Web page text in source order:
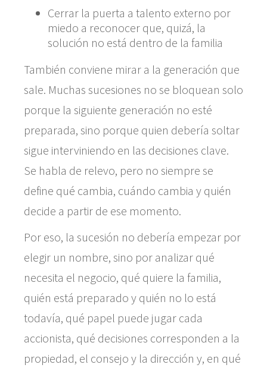
Cerrar la puerta a talento externo por
miedo a reconocer que, quizá, la
solución no está dentro de la familia
También conviene mirar a la generación que
sale. Muchas sucesiones no se bloquean solo
porque la siguiente generación no esté
preparada, sino porque quien debería soltar
sigue interviniendo en las decisiones clave.
Se habla de relevo, pero no siempre se
define qué cambia, cuándo cambia y quién
decide a partir de ese momento.
Por eso, la sucesión no debería empezar por
elegir un nombre, sino por analizar qué
necesita el negocio, qué quiere la familia,
quién está preparado y quién no lo está
todavía, qué papel puede jugar cada
accionista, qué decisiones corresponden a la
propiedad, el consejo y la dirección y, en qué